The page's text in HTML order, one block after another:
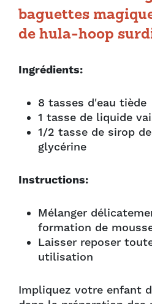
baguettes
de hula-hoop
Ingrédients:
8 tasses d'eau tiède
1 tasse de liquide
1/2 tasse de sirop
glycérine
Instructions:
Mélanger
formation de
Laisser reposer
utilisation
Impliquez votre enfant